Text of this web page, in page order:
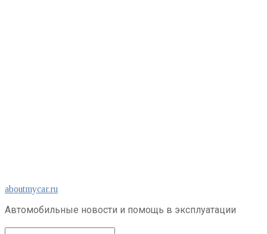
Перейти
к
aboutmycar.ru
Автомобильные новости и помощь в эксплуатации